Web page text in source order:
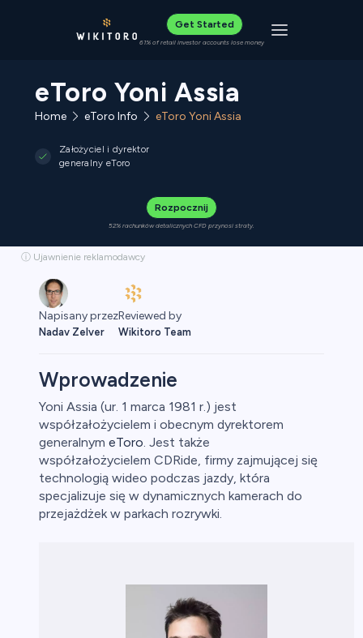
Get Started
61% of retail investor accounts lose money Toggle
eToro Yoni Assia
Home eToro Info eToro Yoni Assia
Założyciel i dyrektor
generalny eToro
Rozpocznij
52% rachunków detalicznych CFD przynosi straty.
ⓘ Ujawnienie reklamodawcy
Napisany przez
Nadav Zelver
Reviewed by
Wikitoro Team
Wprowadzenie
Yoni Assia (ur. 1 marca 1981 r.) jest
współzałożycielem i obecnym dyrektorem
generalnym eToro. Jest także
współzałożycielem CDRide, firmy zajmującej się
technologią wideo podczas jazdy, która
specjalizuje się w dynamicznych kamerach do
przejażdżek w parkach rozrywki.